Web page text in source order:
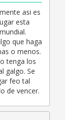
asi es
esta
que haga
o menos.
tenga los
galgo. Se
feo tal
de vencer.